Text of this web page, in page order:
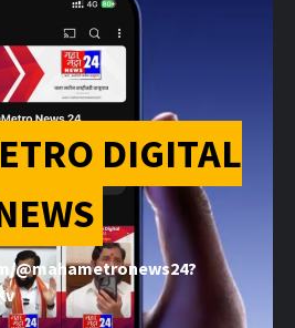
DIGITAL
@mahametronews24?